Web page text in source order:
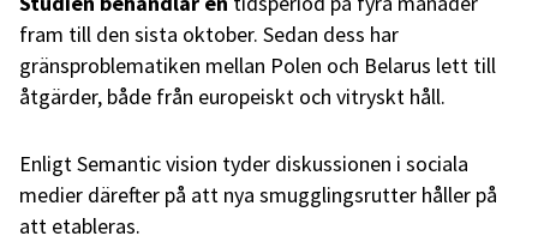
fram till den sista oktober. Sedan dess har
gränsproblematiken mellan Polen och Belarus lett till
åtgärder, både från europeiskt och vitryskt håll.
Enligt Semantic vision tyder diskussionen i sociala
medier därefter på att nya smugglingsrutter håller på
att etableras.